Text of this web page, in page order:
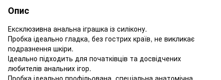
Опис
Ексклюзивна анальна іграшка із силікону.
Пробка ідеально гладка, без гострих країв, не викликає
подразнення шкіри.
Ідеально підходить для початківців та досвідчених
любителів анальних ігор.
Пробка ідеально профільована, спеціальна анатомічна